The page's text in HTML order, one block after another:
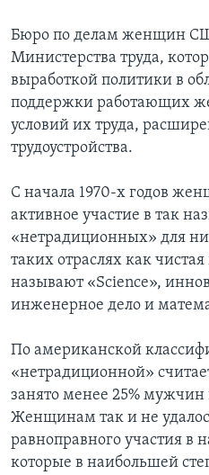
Бюро по делам женщин
Министерства труда,
выработкой политики в
поддержки работающих
условий их труда,
трудоустройства.
С начала 1970-х годов
активное участие в так
«нетрадиционных» для
таких отраслях как
называют «Science»,
инженерное дело и
По американской
«нетрадиционной»
занято менее 25%
Женщинам так и не
равноправного участия в
которые в наибольшей